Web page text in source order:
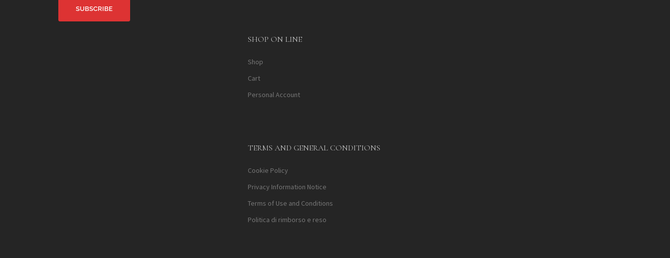
SHOP ON LINE
Shop
Cart
Personal Account
TERMS AND GENERAL CONDITIONS
Cookie Policy
Privacy Information Notice
Terms of Use and Conditions
Politica di rimborso e reso